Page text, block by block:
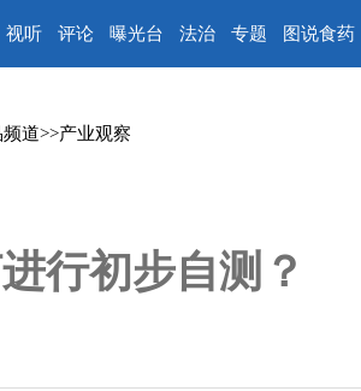
视听 评论 曝光台 法治 专题 图说食药
道>>产业观察
行初步自测？